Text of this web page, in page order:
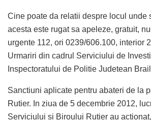
Cine poate da relatii despre locul unde
acesta este rugat sa apeleze, gratuit,
urgente 112, ori 0239/606.100, interior
Urmariri din cadrul Serviciului de
Inspectoratului de Politie Judetean
Sanctiuni aplicate pentru abateri de la
Rutier. In ziua de 5 decembrie 2012,
Serviciului si Biroului Rutier au